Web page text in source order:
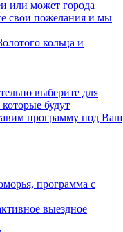
или может города
свои пожелания и мы
кольца и
выберите для
будут
программу под Ваш
программа с
выездное